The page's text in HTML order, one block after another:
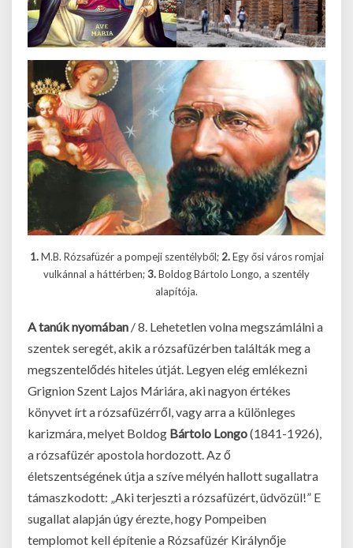
1.M.B. Rózsafüzér a pompeji szentélyből; 2.Egy ősi város romjai
vulkánnal a háttérben;3.Boldog Bártolo Longo, a szentély
alapítója.
A tanúk nyomában / 8. Lehetetlen volna megszámlálni a
szentek seregét, akik a rózsafüzérben találták meg a
megszentelődés hiteles útját. Legyen elég emlékezni
Grignion Szent Lajos Máriára, aki nagyon értékes
könyvet írt a rózsafüzérről, vagy arra a különleges
karizmára, melyet Boldog Bártolo Longo(1841-1926),
a rózsafüzér apostola hordozott. Az ő
életszentségének útja a szíve mélyén hallott sugallatra
támaszkodott: „Aki terjeszti a rózsafüzért, üdvözül!” E
sugallat alapján úgy érezte, hogy Pompeiben
templomot kell építenie a Rózsafüzér Királynője